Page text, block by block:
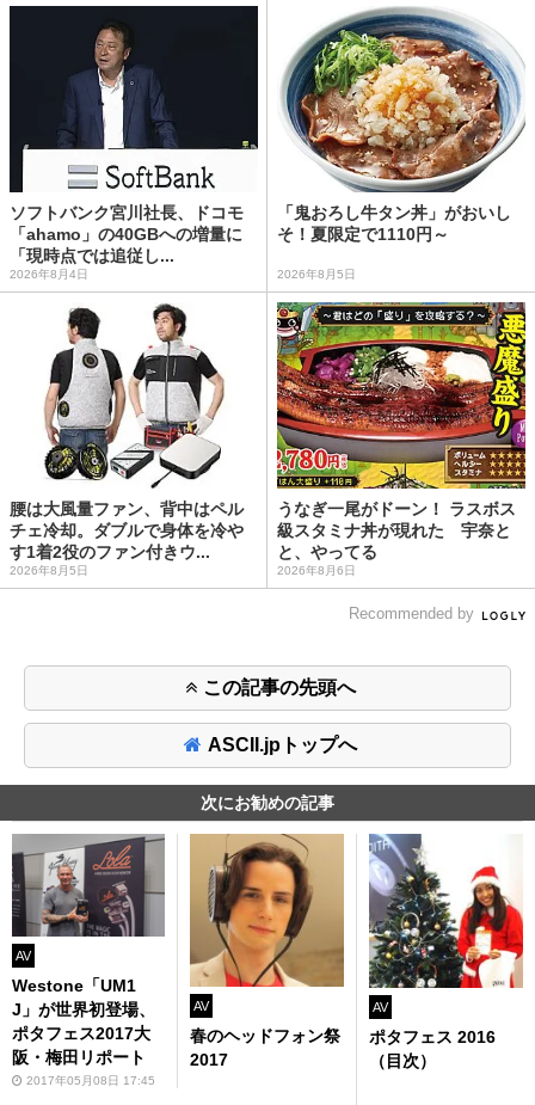
ソフトバンク宮川社長、ドコモ
「ahamo」の40GBへの増量に
「現時点では追従し...
2026年8月4日
「鬼おろし牛タン丼」がおいし
そ！夏限定で1110円～
2026年8月5日
腰は大風量ファン、背中はペル
チェ冷却。ダブルで身体を冷や
す1着2役のファン付きウ...
2026年8月5日
うなぎ一尾がドーン！ ラスボス
級スタミナ丼が現れた 宇奈と
と、やってる
2026年8月6日
Recommended by
この記事の先頭へ
ASCII.jpトップへ
次にお勧めの記事
AV
Westone「UM1
J」が世界初登場、
ポタフェス2017大
阪・梅田リポート
2017年05月08日 17:45
AV
春のヘッドフォン祭
2017
AV
ポタフェス 2016
（目次）